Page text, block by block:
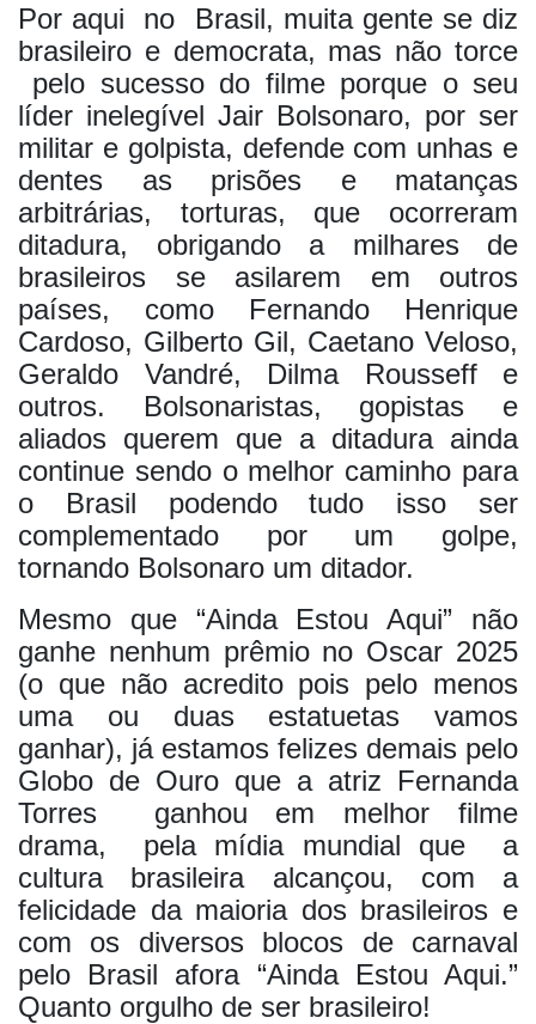
Por aqui
no
Brasil, muita gente se diz
brasileiro e democrata, mas não torce
pelo sucesso do filme porque o seu
líder inelegível Jair Bolsonaro, por ser
militar e golpista, defende com unhas e
dentes as prisões e matanças
arbitrárias, torturas, que ocorreram
ditadura, obrigando a milhares de
brasileiros se asilarem em outros
países, como Fernando Henrique
Cardoso, Gilberto Gil, Caetano Veloso,
Geraldo Vandré, Dilma Rousseff e
outros. Bolsonaristas, gopistas e
aliados querem que a ditadura ainda
continue sendo o melhor caminho para
o Brasil podendo tudo isso ser
complementado por um golpe,
tornando Bolsonaro um ditador.
Mesmo que “Ainda Estou Aqui” não
ganhe nenhum prêmio no Oscar 2025
(o que não acredito pois pelo menos
uma ou duas estatuetas vamos
ganhar), já estamos felizes demais pelo
Globo de Ouro que a atriz Fernanda
Torres
ganhou em melhor filme
drama,
pela mídia mundial que
a
cultura brasileira alcançou, com a
felicidade da maioria dos brasileiros e
com os diversos blocos de carnaval
pelo Brasil afora “Ainda Estou Aqui.”
Quanto orgulho de ser brasileiro!